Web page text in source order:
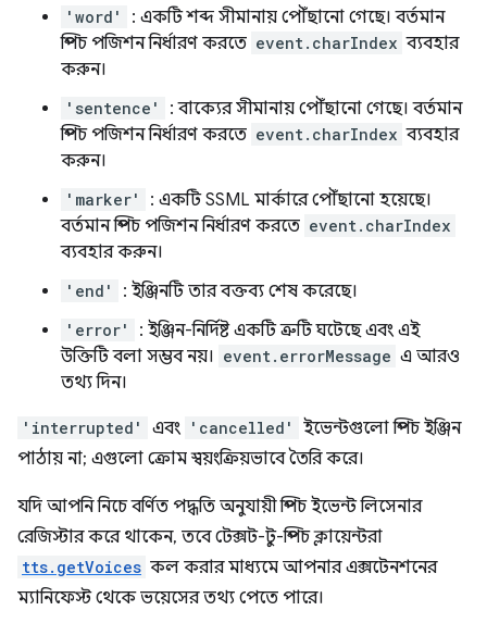
'word'
: একটি শব্দ সীমানায় পৌঁছানো গেছে। বর্তমান
স্পিচ পজিশন নির্ধারণ করতে event.charIndex ব্যবহার
করুন।
'sentence'
: বাক্যের সীমানায় পৌঁছানো গেছে। বর্তমান
স্পিচ পজিশন নির্ধারণ করতে event.charIndex ব্যবহার
করুন।
'marker'
: একটি SSML মার্কারে পৌঁছানো হয়েছে।
বর্তমান স্পিচ পজিশন নির্ধারণ করতে event.charIndex
ব্যবহার করুন।
'end' : ইঞ্জিনটি তার বক্তব্য শেষ করেছে।
'error'
: ইঞ্জিন-নির্দিষ্ট একটি ত্রুটি ঘটেছে এবং এই
উক্তিটি বলা সম্ভব নয়। event.errorMessage এ আরও
তথ্য দিন।
'interrupted' এবং 'cancelled'
ইভেন্টগুলো স্পিচ ইঞ্জিন
পাঠায় না; এগুলো ক্রোম স্বয়ংক্রিয়ভাবে তৈরি করে।
যদি আপনি নিচে বর্ণিত পদ্ধতি অনুযায়ী স্পিচ ইভেন্ট লিসেনার
রেজিস্টার করে থাকেন, তবে টেক্সট-টু-স্পিচ ক্লায়েন্টরা
tts.getVoices কল করার মাধ্যমে আপনার এক্সটেনশনের
ম্যানিফেস্ট থেকে ভয়েসের তথ্য পেতে পারে।